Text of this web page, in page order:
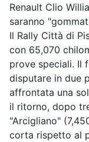
Renault Clio
saranno
Il Rally Città di
con 65,070
prove speciali. Il
disputare in due
affrontata una
il ritorno, dopo
"Arcigliano"
corta rispetto al